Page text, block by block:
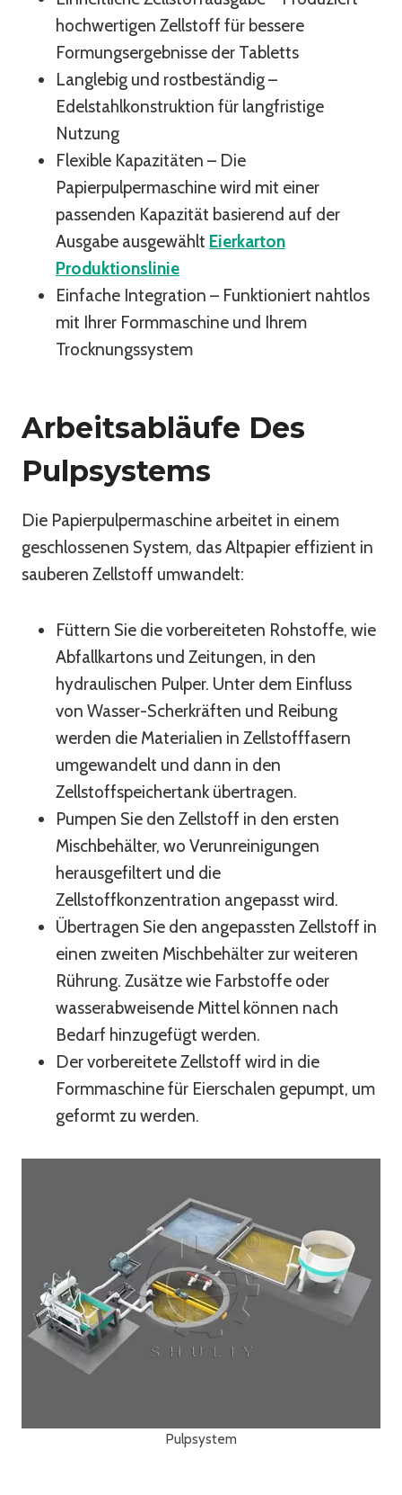
hochwertigen Zellstoff für bessere
Formungsergebnisse der Tabletts
Langlebig und rostbeständig –
Edelstahlkonstruktion für langfristige
Nutzung
Flexible Kapazitäten – Die
Papierpulpermaschine wird mit einer
passenden Kapazität basierend auf der
Ausgabe ausgewählt Eierkarton
Produktionslinie
Einfache Integration – Funktioniert nahtlos
mit Ihrer Formmaschine und Ihrem
Trocknungssystem
Arbeitsabläufe Des
Pulpsystems
Die Papierpulpermaschine arbeitet in einem
geschlossenen System, das Altpapier effizient in
sauberen Zellstoff umwandelt:
Füttern Sie die vorbereiteten Rohstoffe, wie
Abfallkartons und Zeitungen, in den
hydraulischen Pulper. Unter dem Einfluss
von Wasser-Scherkräften und Reibung
werden die Materialien in Zellstofffasern
umgewandelt und dann in den
Zellstoffspeichertank übertragen.
Pumpen Sie den Zellstoff in den ersten
Mischbehälter, wo Verunreinigungen
herausgefiltert und die
Zellstoffkonzentration angepasst wird.
Übertragen Sie den angepassten Zellstoff in
einen zweiten Mischbehälter zur weiteren
Rührung. Zusätze wie Farbstoffe oder
wasserabweisende Mittel können nach
Bedarf hinzugefügt werden.
Der vorbereitete Zellstoff wird in die
Formmaschine für Eierschalen gepumpt, um
geformt zu werden.
Pulpsystem